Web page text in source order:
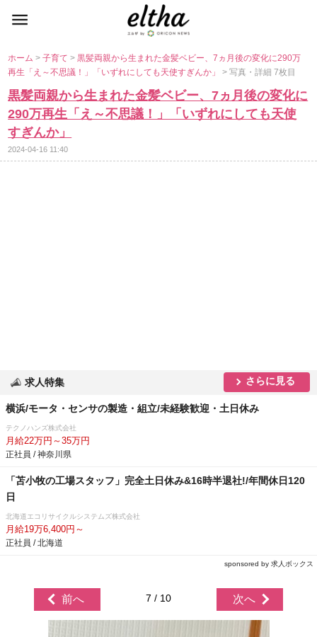
ホーム>子育て>黒髪両親から生まれた金髪ベビー、7ヵ月後の変化に290万
再生「え～不思議！」「いずれにしても天使すぎんか」> 写真・詳細 7枚目
黒髪両親から生まれた金髪ベビー、7ヵ月後の変化に
290万再生「え～不思議！」「いずれにしても天使
すぎんか」
2024-04-16 11:40
求人特集 さらに見る
横浜/モータ・センサの製造・組立/未経験歓迎・土日休み
テクノハンズ株式会社
月給22万円～35万円
正社員 / 神奈川県
「苫小牧の工場スタッフ」完全土日休み&16時半退社!/年間休日120
日
北海道エコリサイクルシステムズ株式会社
月給19万6,400円～
正社員 / 北海道
sponsored by 求人ボックス
前へ 7 / 10 次へ